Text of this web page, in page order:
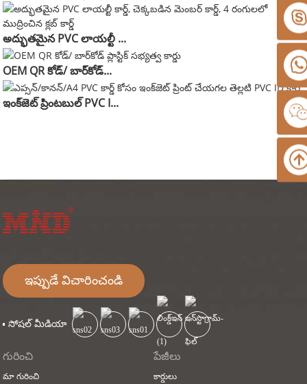
అద్భుతమైన PVC లాయల్టీ ...
OEM QR కోడ్/ బార్‌కోడ్...
ఇంక్‌జెట్ ప్రింటబుల్ PVC I...
ఇప్పుడే విచారించండి
సోషల్ మీడియా
గురించి
మా గురించి
పేజీలు
కార్డులు